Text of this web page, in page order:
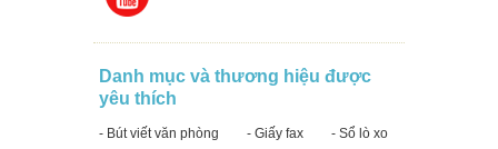
Danh mục và thương hiệu được
yêu thích
- Bút viết văn phòng - Giấy fax
- Sổ lò xo